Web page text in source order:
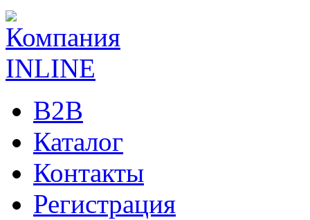
B2B
Каталог
Контакты
Регистрация